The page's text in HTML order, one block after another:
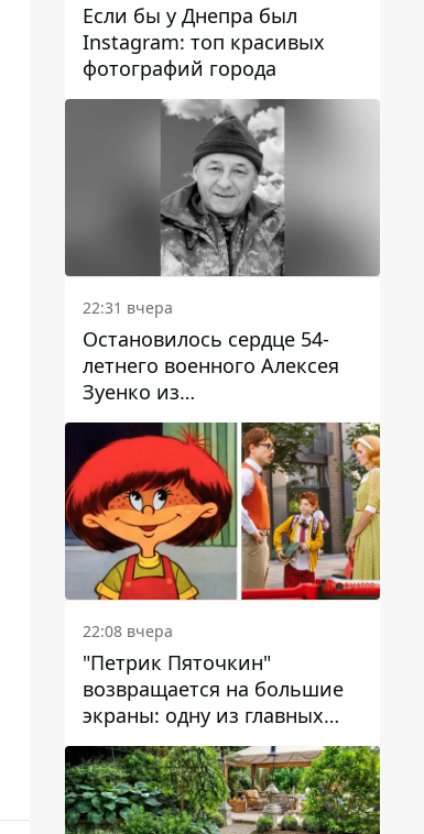
Если бы у Днепра был
Instagram: топ красивых
фотографий города
22:31 вчера
Остановилось сердце 54-
летнего военного Алексея
Зуенко из
Днепропетровской области
22:08 вчера
"Петрик Пяточкин"
возвращается на большие
экраны: одну из главных
ролей сыграет 9-летний
днепрянин Александр
Войтеховский